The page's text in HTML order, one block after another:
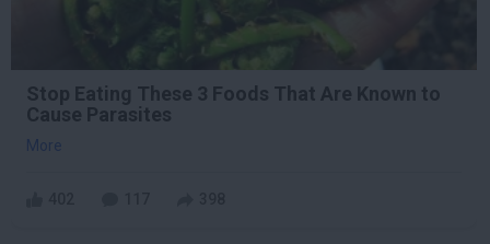
Stop Eating These 3 Foods That Are Known to
Cause Parasites
More